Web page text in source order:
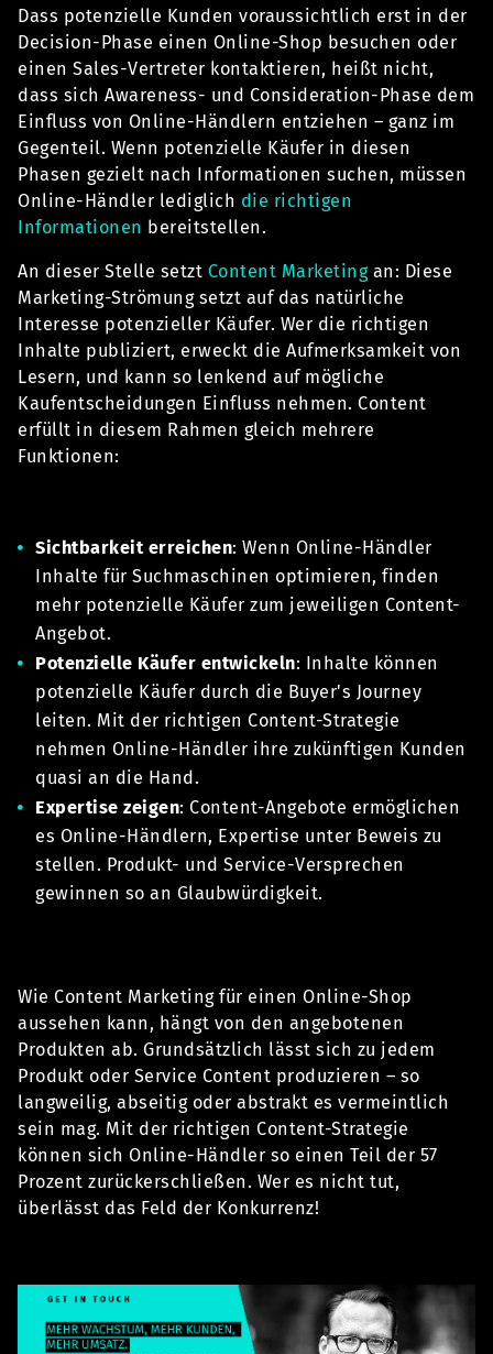
Dass potenzielle Kunden voraussichtlich erst in der
Decision-Phase einen Online-Shop besuchen oder
einen Sales-Vertreter kontaktieren, heißt nicht,
dass sich Awareness- und Consideration-Phase dem
Einfluss von Online-Händlern entziehen – ganz im
Gegenteil. Wenn potenzielle Käufer in diesen
Phasen gezielt nach Informationen suchen, müssen
Online-Händler lediglich die richtigen
Informationen bereitstellen.
An dieser Stelle setzt Content Marketingan: Diese
Marketing-Strömung setzt auf das natürliche
Interesse potenzieller Käufer. Wer die richtigen
Inhalte publiziert, erweckt die Aufmerksamkeit von
Lesern, und kann so lenkend auf mögliche
Kaufentscheidungen Einfluss nehmen. Content
erfüllt in diesem Rahmen gleich mehrere
Funktionen:
Sichtbarkeit erreichen: Wenn Online-Händler
Inhalte für Suchmaschinen optimieren, finden
mehr potenzielle Käufer zum jeweiligen Content-
Angebot.
Potenzielle Käufer entwickeln: Inhalte können
potenzielle Käufer durch die Buyer's Journey
leiten. Mit der richtigen Content-Strategie
nehmen Online-Händler ihre zukünftigen Kunden
quasi an die Hand.
Expertise zeigen: Content-Angebote ermöglichen
es Online-Händlern, Expertise unter Beweis zu
stellen. Produkt- und Service-Versprechen
gewinnen so an Glaubwürdigkeit.
Wie Content Marketing für einen Online-Shop
aussehen kann, hängt von den angebotenen
Produkten ab. Grundsätzlich lässt sich zu jedem
Produkt oder Service Content produzieren – so
langweilig, abseitig oder abstrakt es vermeintlich
sein mag. Mit der richtigen Content-Strategie
können sich Online-Händler so einen Teil der 57
Prozent zurückerschließen. Wer es nicht tut,
überlässt das Feld der Konkurrenz!